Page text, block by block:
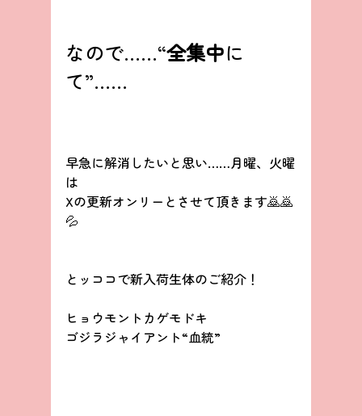
なので……“全集中に
て”……
早急に解消したいと思い……月曜、火曜
は
Xの更新オンリーとさせて頂きます🙇🙇
💦
とッココで新入荷生体のご紹介！
ヒョウモントカゲモドキ
ゴジラジャイアント“血統”